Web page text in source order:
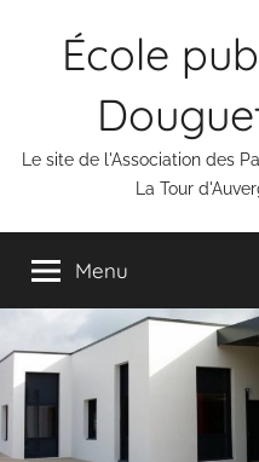
École
Le site de l'Association des
La Tour
Menu